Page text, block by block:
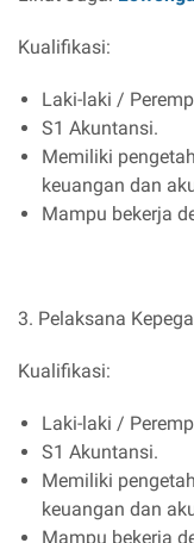
Kualifikasi:
Laki-laki /
S1 Akuntansi.
Memiliki
keuangan dan
Mampu bekerja
3. Pelaksana
Kualifikasi:
Laki-laki /
S1 Akuntansi.
Memiliki
keuangan dan
Mampu bekerja